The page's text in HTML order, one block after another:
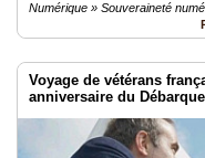
Numérique » Souveraineté
Voyage de vétérans
anniversaire du